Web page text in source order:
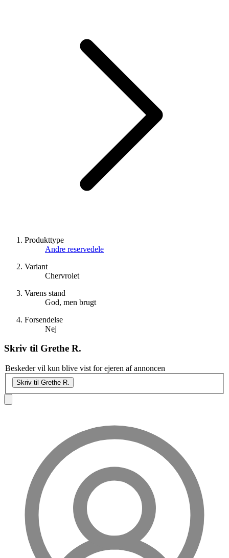
Produkttype
Andre reservedele
Variant
Chervrolet
Varens stand
God, men brugt
Forsendelse
Nej
Skriv til Grethe R.
Beskeder vil kun blive vist for ejeren af annoncen
Skriv til Grethe R.